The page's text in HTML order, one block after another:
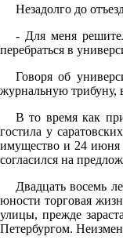
Незадолго до
- Для меня
перебраться в
Говоря об
журнальную трибуну,
В то время как
гостила у
имущество и 24 июня
согласился на
Двадцать восемь
юности торговая
улицы, прежде
Петербургом.